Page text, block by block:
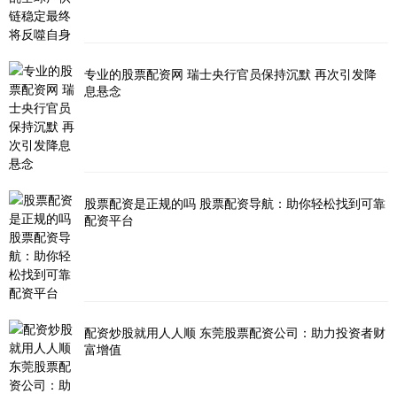
专业的股票配资网 瑞士央行官员保持沉默 再次引发降
息悬念
股票配资是正规的吗 股票配资导航：助你轻松找到可靠
配资平台
配资炒股就用人人顺 东莞股票配资公司：助力投资者财
富增值